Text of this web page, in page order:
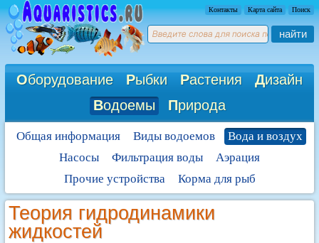
Контакты Карта сайта Поиск
найти
Оборудование Рыбки Растения Дизайн
Водоемы Природа
Общая информация Виды водоемов
Вода и воздух
Насосы
Фильтрация воды
Аэрация
Прочие устройства
Корма для рыб
Теория гидродинамики
жидкостей